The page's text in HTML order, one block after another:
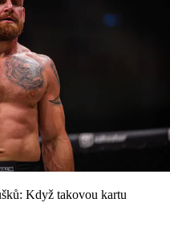
Když takovou kartu